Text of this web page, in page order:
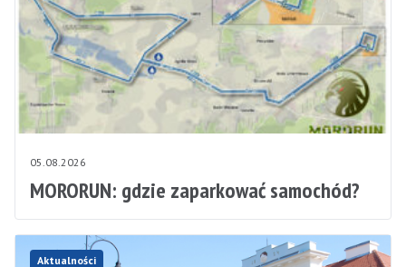
05.08.2026
MORORUN: gdzie zaparkować samochód?
Aktualności